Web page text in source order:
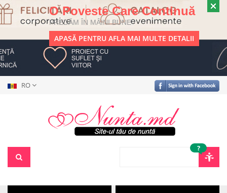
O Poveste Care Continuă
PREDĂM ÎN MÂINI BUNE
APASĂ PENTRU AFLA MAI MULTE DETALII
RO
?